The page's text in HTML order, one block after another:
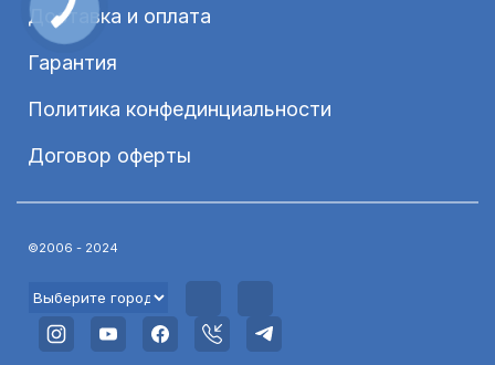
Доставка и оплата
Гарантия
Политика конфединциальности
Договор оферты
©2006 - 2024